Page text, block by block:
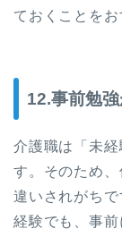
ておくことをお
12.事前勉
介護職は「未
す。そのため
違いされがち
経験でも、事